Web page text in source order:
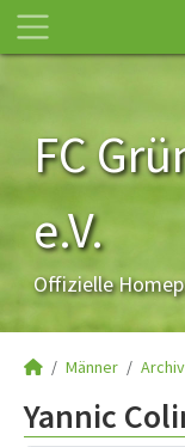
FC
e.V.
Offizielle
Männer Archiv
Yannic